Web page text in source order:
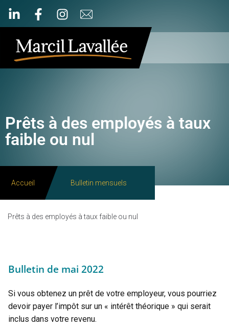
Prêts à des employés à taux
faible ou nul
Accueil Bulletin mensuels
Prêts à des employés à taux faible ou nul
Bulletin de mai 2022
Si vous obtenez un prêt de votre employeur, vous pourriez
devoir payer l’impôt sur un « intérêt théorique » qui serait
inclus dans votre revenu.